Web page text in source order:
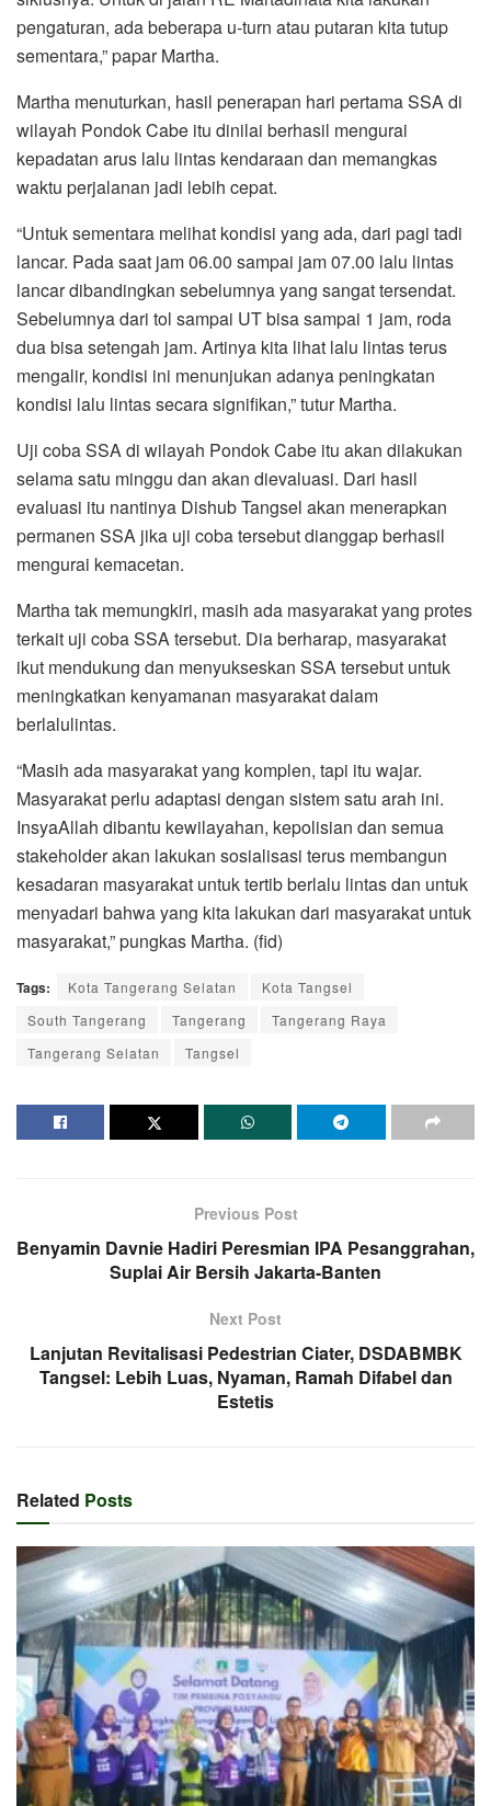
pengaturan, ada beberapa u-turn atau putaran kita tutup
sementara,” papar Martha.
Martha menuturkan, hasil penerapan hari pertama SSA di
wilayah Pondok Cabe itu dinilai berhasil mengurai
kepadatan arus lalu lintas kendaraan dan memangkas
waktu perjalanan jadi lebih cepat.
“Untuk sementara melihat kondisi yang ada, dari pagi tadi
lancar. Pada saat jam 06.00 sampai jam 07.00 lalu lintas
lancar dibandingkan sebelumnya yang sangat tersendat.
Sebelumnya dari tol sampai UT bisa sampai 1 jam, roda
dua bisa setengah jam. Artinya kita lihat lalu lintas terus
mengalir, kondisi ini menunjukan adanya peningkatan
kondisi lalu lintas secara signifikan,” tutur Martha.
Uji coba SSA di wilayah Pondok Cabe itu akan dilakukan
selama satu minggu dan akan dievaluasi. Dari hasil
evaluasi itu nantinya Dishub Tangsel akan menerapkan
permanen SSA jika uji coba tersebut dianggap berhasil
mengurai kemacetan.
Martha tak memungkiri, masih ada masyarakat yang protes
terkait uji coba SSA tersebut. Dia berharap, masyarakat
ikut mendukung dan menyukseskan SSA tersebut untuk
meningkatkan kenyamanan masyarakat dalam
berlalulintas.
“Masih ada masyarakat yang komplen, tapi itu wajar.
Masyarakat perlu adaptasi dengan sistem satu arah ini.
InsyaAllah dibantu kewilayahan, kepolisian dan semua
stakeholder akan lakukan sosialisasi terus membangun
kesadaran masyarakat untuk tertib berlalu lintas dan untuk
menyadari bahwa yang kita lakukan dari masyarakat untuk
masyarakat,” pungkas Martha. (fid)
Tags: Kota Tangerang Selatan
Kota Tangsel
South Tangerang
Tangerang
Tangerang Raya
Tangerang Selatan
Tangsel
Previous Post
Benyamin Davnie Hadiri Peresmian IPA Pesanggrahan,
Suplai Air Bersih Jakarta-Banten
Next Post
Lanjutan Revitalisasi Pedestrian Ciater, DSDABMBK
Tangsel: Lebih Luas, Nyaman, Ramah Difabel dan
Estetis
Related Posts